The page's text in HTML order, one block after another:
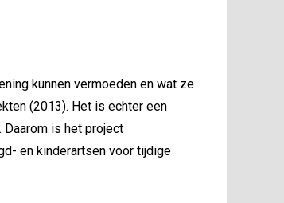
kunnen vermoeden en wat ze
(2013). Het is echter een
Daarom is het project
en kinderartsen voor tijdige